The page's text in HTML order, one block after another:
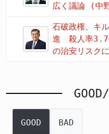
広く議論 (中
石破政権、キ
進 殺人率3.7
の治安リスク
GOOD BAD